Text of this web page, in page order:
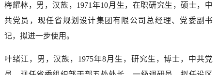
梅耀林，男，汉族，1971年10月生，在职研究生，硕士，中
共党员，现任省规划设计集团有限公司总经理、党委副书
记，拟进一步使用。
叶绪江，男，汉族，1975年8月生，研究生，博士，中共党